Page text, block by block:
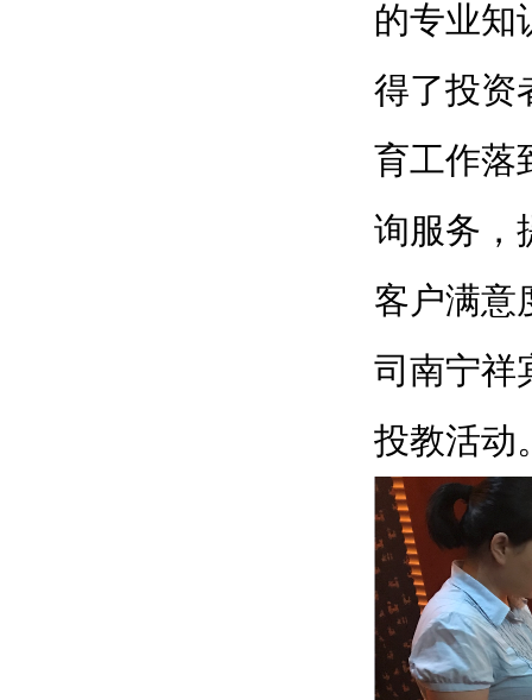
的专业知
得了投资
育工作落
询服务，
客户满意
司南宁祥
投教活动